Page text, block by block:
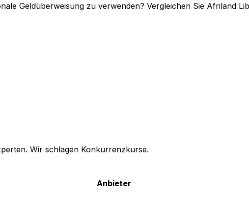
Geldüberweisung zu verwenden? Vergleichen Sie Afriland
Wir schlagen Konkurrenzkurse.
Anbieter